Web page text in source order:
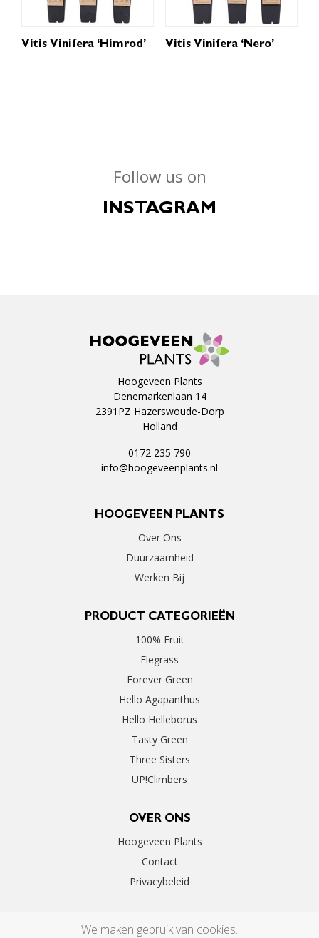
Vitis Vinifera ‘Himrod’ Vitis Vinifera ‘Nero’
Follow us on
INSTAGRAM
Hoogeveen Plants
Denemarkenlaan 14
2391PZ Hazerswoude-Dorp
Holland
0172 235 790
info@hoogeveenplants.nl
HOOGEVEEN PLANTS
Over Ons
Duurzaamheid
Werken Bij
PRODUCT CATEGORIEËN
100% Fruit
Elegrass
Forever Green
Hello Agapanthus
Hello Helleborus
Tasty Green
Three Sisters
UP!Climbers
OVER ONS
Hoogeveen Plants
Contact
Privacybeleid
We maken gebruik van cookies.